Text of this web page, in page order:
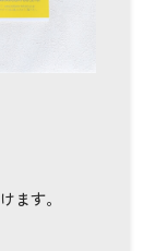
ます。